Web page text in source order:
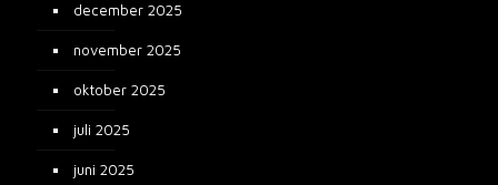
december 2025
november 2025
oktober 2025
juli 2025
juni 2025